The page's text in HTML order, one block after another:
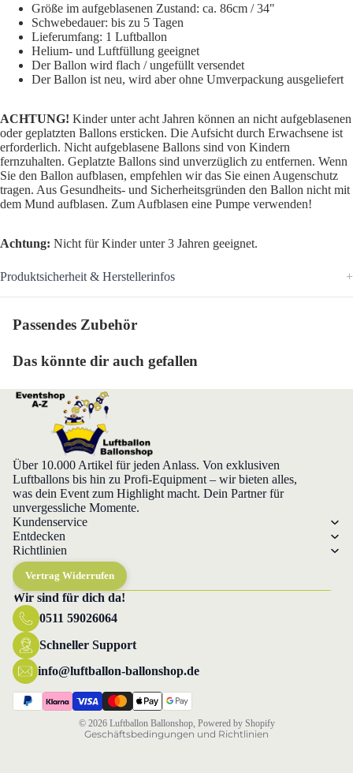
Größe im aufgeblasenen Zustand: ca. 86cm / 34"
Schwebedauer: bis zu 5 Tagen
Lieferumfang: 1 Luftballon
Helium- und Luftfüllung geeignet
Der Ballon wird flach / ungefüllt versendet
Der Ballon ist neu, wird aber ohne Umverpackung ausgeliefert
ACHTUNG! Kinder unter acht Jahren können an nicht aufgeblasenen
oder geplatzten Ballons ersticken. Die Aufsicht durch Erwachsene ist
erforderlich. Nicht aufgeblasene Ballons sind von Kindern
fernzuhalten. Geplatzte Ballons sind unverzüglich zu entfernen. Wenn
Sie den Ballon aufblasen, empfehlen wir das Sie einen Augenschutz
tragen. Aus Gesundheits- und Sicherheitsgründen den Ballon nicht mit
dem Mund aufblasen. Zum Aufblasen eine Pumpe verwenden!
Achtung: Nicht für Kinder unter 3 Jahren geeignet.
Produktsicherheit & Herstellerinfos
Passendes Zubehör
Das könnte dir auch gefallen
Über 10.000 Artikel für jeden Anlass. Von exklusiven
Luftballons bis hin zu Profi-Equipment – wir bieten alles,
was dein Event zum Highlight macht. Dein Partner für
unvergessliche Momente.
Kundenservice
Entdecken
Richtlinien
Vertrag Widerrufen
Wir sind für dich da!
0511 59026064
Schneller Support
info@luftballon-ballonshop.de
© 2026 Luftballon Ballonshop, Powered by Shopify
Geschäftsbedingungen und Richtlinien
Datenschutzerklärung
Widerrufsrecht
AGB
Versand
Impressum